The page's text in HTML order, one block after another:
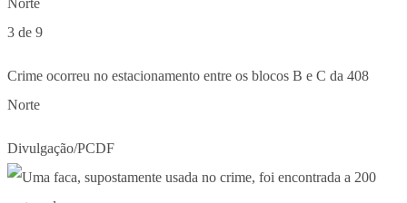
3 de 9
Crime ocorreu no estacionamento entre os blocos B e C da 408
Norte
Divulgação/PCDF